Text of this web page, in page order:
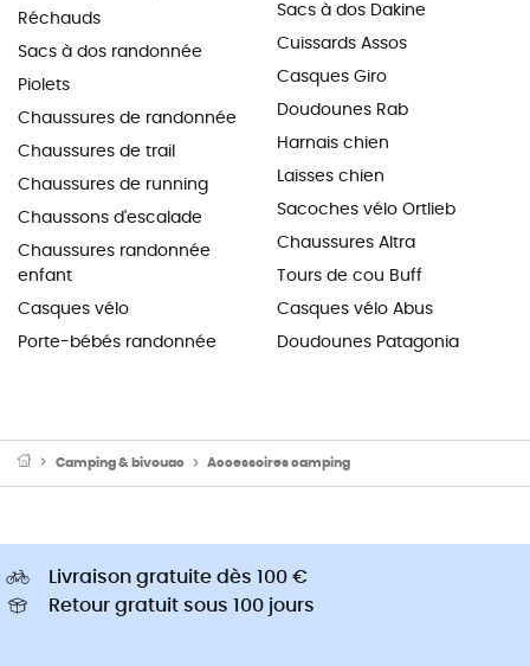
Réchauds
Sacs à dos randonnée
Piolets
Chaussures de randonnée
Chaussures de trail
Chaussures de running
Chaussons d'escalade
Chaussures randonnée
enfant
Casques vélo
Porte-bébés randonnée
Sacs à dos Dakine
Cuissards Assos
Casques Giro
Doudounes Rab
Harnais chien
Laisses chien
Sacoches vélo Ortlieb
Chaussures Altra
Tours de cou Buff
Casques vélo Abus
Doudounes Patagonia
Camping & bivouac Accessoires camping
Livraison gratuite dès 100 €
Retour gratuit sous 100 jours